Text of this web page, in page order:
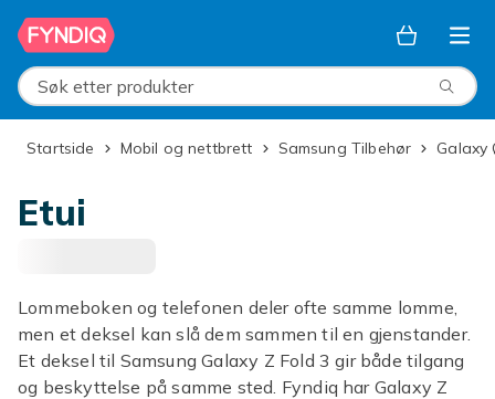
Hopp til hovedinnhold
Søk etter produkter
Startside Mobil og nettbrett Samsung Tilbehør
Etui
Lommeboken og telefonen deler ofte samme lomme,
men et deksel kan slå dem sammen til en gjenstander.
Et deksel til Samsung Galaxy Z Fold 3 gir både tilgang
og beskyttelse på samme sted. Fyndiq har Galaxy Z